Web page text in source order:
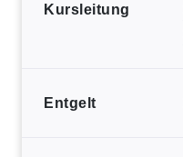
Kursleitung
Entgelt